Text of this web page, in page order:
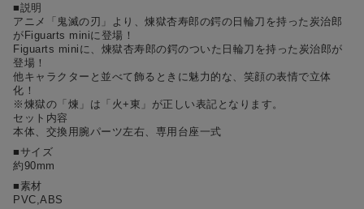
■説明
アニメ「鬼滅の刃」より、煉獄杏寿郎の鍔の日輪刀を持った炭治郎
がFiguarts miniに登場！
Figuarts miniに、煉獄杏寿郎の鍔のついた日輪刀を持った炭治郎が
登場！
他キャラクターと並べて飾るときに魅力的な、笑顔の表情で立体
化！
※煉獄の「煉」は「火+東」が正しい表記となります。
セット内容
本体、交換用腕パーツ左右、専用台座一式
■サイズ
約90mm
■素材
PVC,ABS